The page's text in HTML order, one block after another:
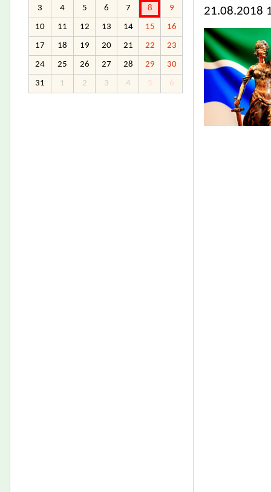
21.08.2018
3 4 5 6 7 8 9
10 11 12 13 14 15 16
17 18 19 20 21 22 23
24 25 26 27 28 29 30
31 1 2 3 4 5 6